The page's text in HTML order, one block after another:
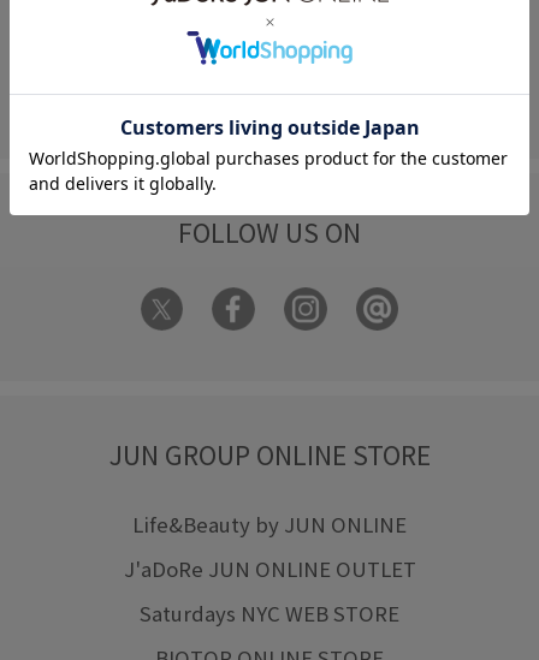
FAQ
お問い合わせ
フォーム
FOLLOW US ON
JUN GROUP ONLINE STORE
Life&Beauty by JUN ONLINE
J'aDoRe JUN ONLINE OUTLET
Saturdays NYC WEB STORE